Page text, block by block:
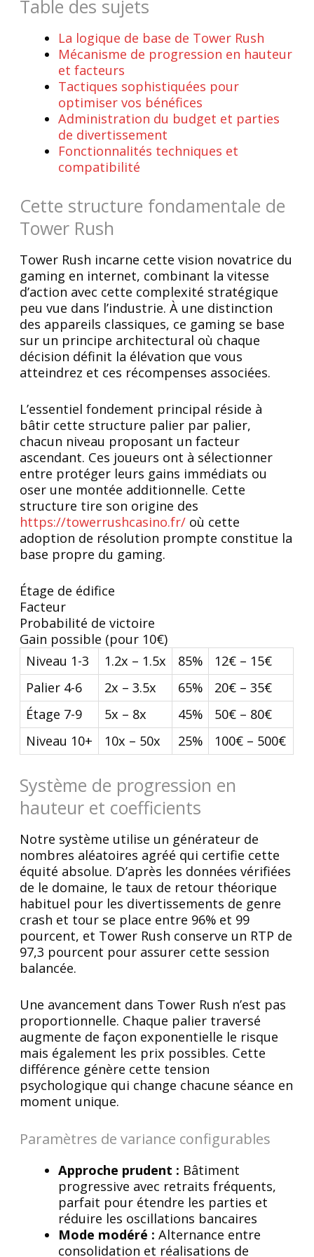
Table des sujets
La logique de base de Tower Rush
Mécanisme de progression en hauteur
et facteurs
Tactiques sophistiquées pour
optimiser vos bénéfices
Administration du budget et parties
de divertissement
Fonctionnalités techniques et
compatibilité
Cette structure fondamentale de
Tower Rush
Tower Rush incarne cette vision novatrice du
gaming en internet, combinant la vitesse
d’action avec cette complexité stratégique
peu vue dans l’industrie. À une distinction
des appareils classiques, ce gaming se base
sur un principe architectural où chaque
décision définit la élévation que vous
atteindrez et ces récompenses associées.
L’essentiel fondement principal réside à
bâtir cette structure palier par palier,
chacun niveau proposant un facteur
ascendant. Ces joueurs ont à sélectionner
entre protéger leurs gains immédiats ou
oser une montée additionnelle. Cette
structure tire son origine des
https://towerrushcasino.fr/ où cette
adoption de résolution prompte constitue la
base propre du gaming.
Étage de édifice
Facteur
Probabilité de victoire
Gain possible (pour 10€)
Niveau 1-3
1.2x – 1.5x 85%
12€ – 15€
Palier 4-6
2x – 3.5x 65%
20€ – 35€
Étage 7-9
5x – 8x 45%
50€ – 80€
Niveau 10+
10x – 50x 25% 100€ – 500€
Système de progression en
hauteur et coefficients
Notre système utilise un générateur de
nombres aléatoires agréé qui certifie cette
équité absolue. D’après les données vérifiées
de le domaine, le taux de retour théorique
habituel pour les divertissements de genre
crash et tour se place entre 96% et 99
pourcent, et Tower Rush conserve un RTP de
97,3 pourcent pour assurer cette session
balancée.
Une avancement dans Tower Rush n’est pas
proportionnelle. Chaque palier traversé
augmente de façon exponentielle le risque
mais également les prix possibles. Cette
différence génère cette tension
psychologique qui change chacune séance en
moment unique.
Paramètres de variance configurables
Approche prudent : Bâtiment
progressive avec retraits fréquents,
parfait pour étendre les parties et
réduire les oscillations bancaires
Mode modéré : Alternance entre
consolidation et réalisations de